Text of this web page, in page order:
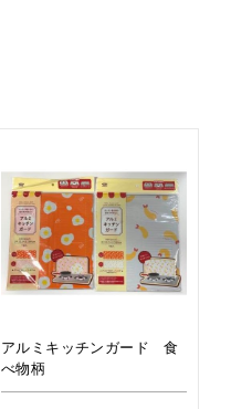
アルミキッチンガード 食
べ物柄